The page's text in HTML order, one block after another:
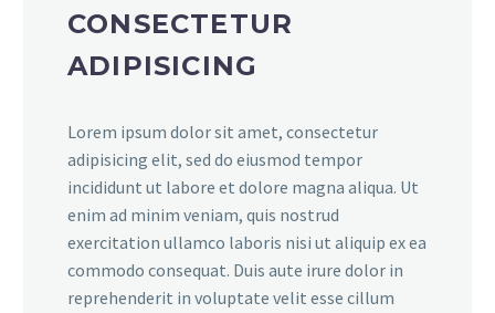
CONSECTETUR
ADIPISICING
Lorem ipsum dolor sit amet, consectetur
adipisicing elit, sed do eiusmod tempor
incididunt ut labore et dolore magna aliqua. Ut
enim ad minim veniam, quis nostrud
exercitation ullamco laboris nisi ut aliquip ex ea
commodo consequat. Duis aute irure dolor in
reprehenderit in voluptate velit esse cillum